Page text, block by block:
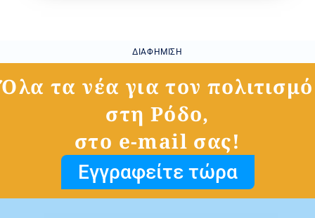
ΔΙΑΦΉΜΙΣΗ
Όλα τα νέα για τον πολιτισμό
στη Ρόδο,
στο e-mail σας!
Εγγραφείτε τώρα